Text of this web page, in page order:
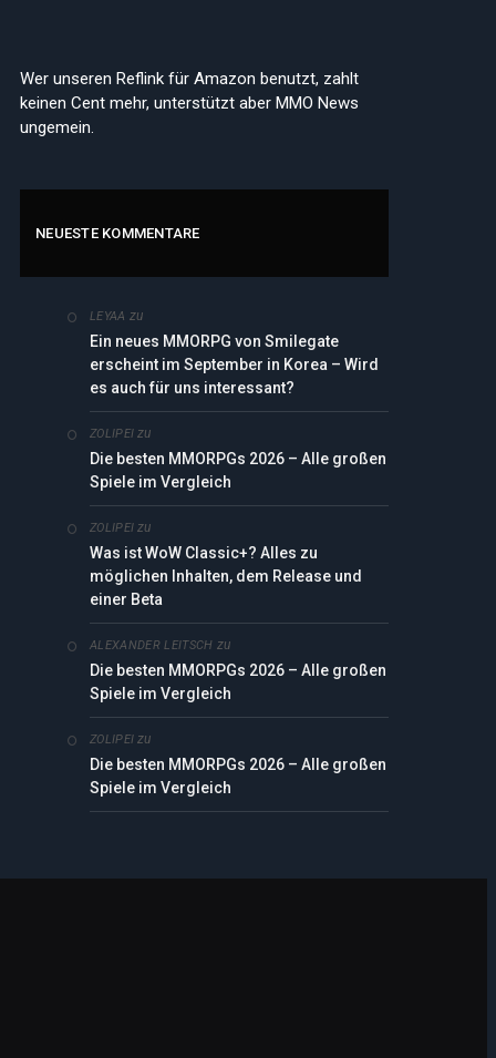
Wer unseren Reflink für Amazon benutzt, zahlt
keinen Cent mehr, unterstützt aber MMO News
ungemein.
NEUESTE KOMMENTARE
LEYAA zu
Ein neues MMORPG von Smilegate
erscheint im September in Korea – Wird
es auch für uns interessant?
ZOLIPEI zu
Die besten MMORPGs 2026 – Alle großen
Spiele im Vergleich
ZOLIPEI zu
Was ist WoW Classic+? Alles zu
möglichen Inhalten, dem Release und
einer Beta
ALEXANDER LEITSCH zu
Die besten MMORPGs 2026 – Alle großen
Spiele im Vergleich
ZOLIPEI zu
Die besten MMORPGs 2026 – Alle großen
Spiele im Vergleich